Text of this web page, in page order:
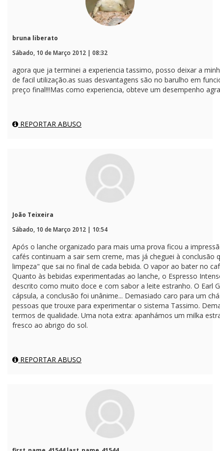
bruna liberato
Sábado, 10 de Março 2012 | 08:32
agora que ja terminei a experiencia tassimo, posso deixar a
de facil utilização.as suas desvantagens são no barulho em
preço final!!!Mas como experiencia, obteve um desempenho
REPORTAR ABUSO
João Teixeira
Sábado, 10 de Março 2012 | 10:54
Após o lanche organizado para mais uma prova ficou a
cafés continuam a sair sem creme, mas já cheguei à
limpeza" que sai no final de cada bebida. O vapor ao bater no
Quanto às bebidas experimentadas ao lanche, o Espresso
descrito como muito doce e com sabor a leite estranho. O Earl
cápsula, a conclusão foi unânime... Demasiado caro para um
pessoas que trouxe para experimentar o sistema Tassimo.
termos de qualidade. Uma nota extra: apanhámos um milka
fresco ao abrigo do sol.
REPORTAR ABUSO